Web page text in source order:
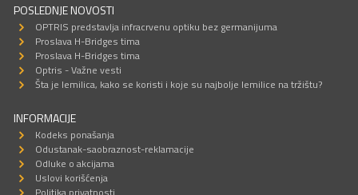
POSLEDNJE NOVOSTI
OPTRIS predstavlja infracrvenu optiku bez germanijuma
Proslava H-Bridges tima
Proslava H-Bridges tima
Optris - Važne vesti
Šta je lemilica, kako se koristi i koje su najbolje lemilice na tržištu?
INFORMACIJE
Kodeks ponašanja
Odustanak-saobraznost-reklamacije
Odluke o akcijama
Uslovi korišćenja